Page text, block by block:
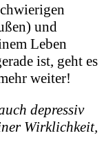
und
Leben
ist, geht es
weiter!
depressiv
Wirklichkeit,